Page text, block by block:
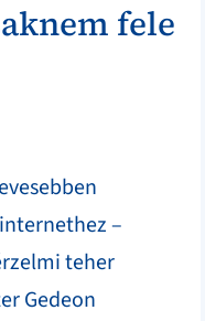
fele
–
teher
Gedeon